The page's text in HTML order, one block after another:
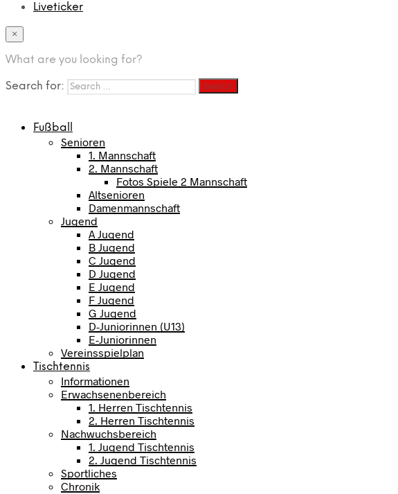
Liveticker
×
What are you looking for?
Search for:
Fußball
Senioren
1. Mannschaft
2. Mannschaft
Fotos Spiele 2 Mannschaft
Altsenioren
Damenmannschaft
Jugend
A Jugend
B Jugend
C Jugend
D Jugend
E Jugend
F Jugend
G Jugend
D-Juniorinnen (U13)
E-Juniorinnen
Vereinsspielplan
Tischtennis
Informationen
Erwachsenenbereich
1. Herren Tischtennis
2. Herren Tischtennis
Nachwuchsbereich
1. Jugend Tischtennis
2. Jugend Tischtennis
Sportliches
Chronik